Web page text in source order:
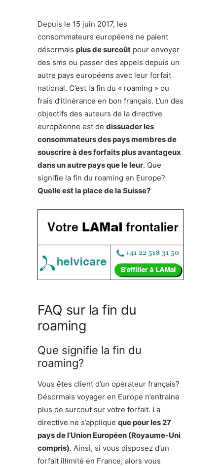
Depuis le 15 juin 2017, les
consommateurs européens ne paient
désormais plus de surcoût pour envoyer
des sms ou passer des appels depuis un
autre pays européens avec leur forfait
national. C’est la fin du « roaming » ou
frais d’itinérance en bon français. L’un des
objectifs des auteurs de la directive
européenne est de dissuader les
consommateurs des pays membres de
souscrire à des forfaits plus avantageux
dans un autre pays que le leur. Que
signifie la fin du roaming en Europe?
Quelle est la place de la Suisse?
FAQ sur la fin du
roaming
Que signifie la fin du
roaming?
Vous êtes client d’un opérateur français?
Désormais voyager en Europe n’entraine
plus de surcout sur votre forfait. La
directive ne s’applique que pour les 27
pays de l’Union Européen (Royaume-Uni
compris). Ainsi, si vous disposez d’un
forfait illimité en France, alors vous